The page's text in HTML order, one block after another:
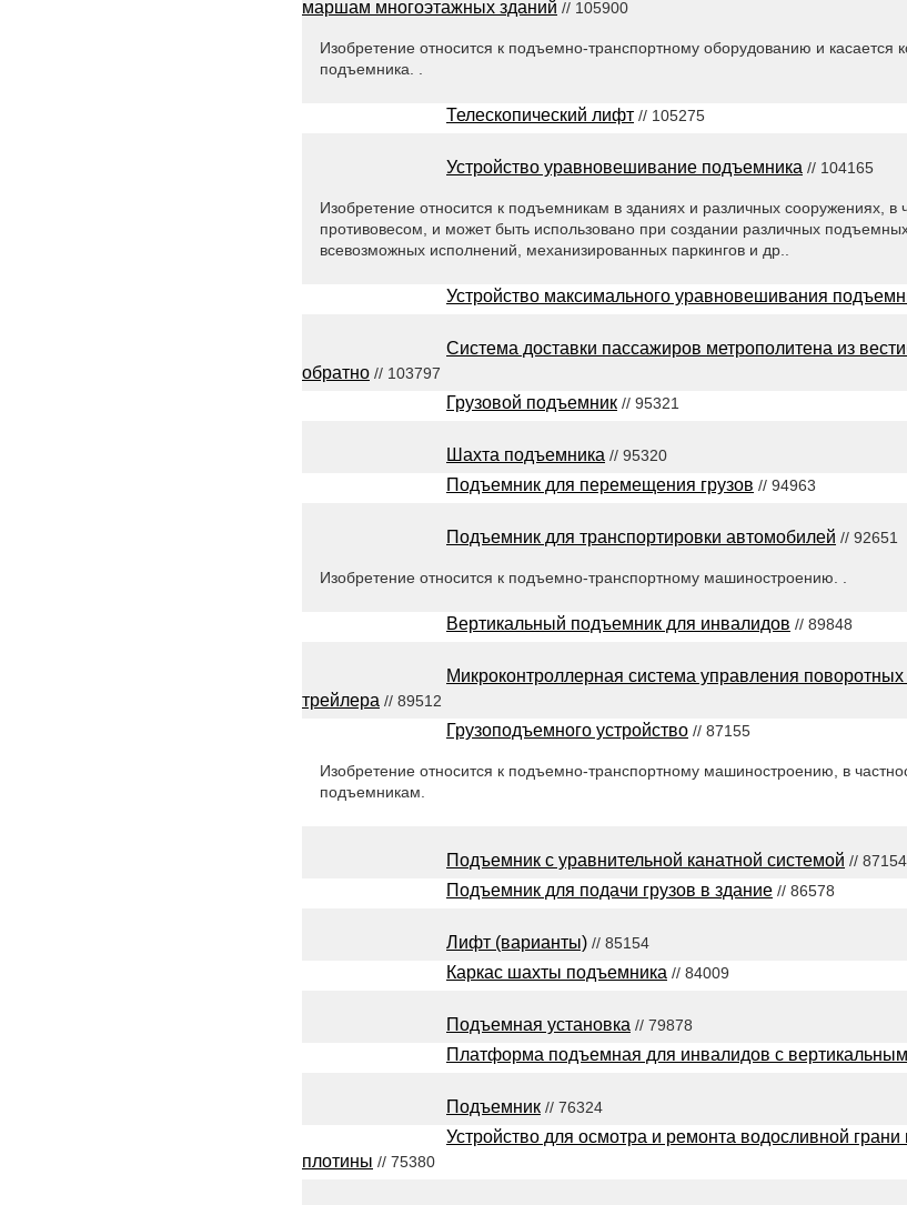
маршам многоэтажных зданий // 105900
Изобретение относится к подъемно-транспортному оборудованию и касается
подъемника. .
Телескопический лифт // 105275
Устройство уравновешивание подъемника // 104165
Изобретение относится к подъемникам в зданиях и различных сооружениях,
противовесом, и может быть использовано при создании различных
всевозможных исполнений, механизированных паркингов и др..
Устройство максимального уравновешивания
Система доставки пассажиров метрополитена из
обратно // 103797
Грузовой подъемник // 95321
Шахта подъемника // 95320
Подъемник для перемещения грузов // 94963
Подъемник для транспортировки автомобилей // 92651
Изобретение относится к подъемно-транспортному машиностроению. .
Вертикальный подъемник для инвалидов // 89848
Микроконтроллерная система управления поворотных
трейлера // 89512
Грузоподъемного устройство // 87155
Изобретение относится к подъемно-транспортному машиностроению, в
подъемникам.
Подъемник с уравнительной канатной системой // 87154
Подъемник для подачи грузов в здание // 86578
Лифт (варианты) // 85154
Каркас шахты подъемника // 84009
Подъемная установка // 79878
Платформа подъемная для инвалидов с
Подъемник // 76324
Устройство для осмотра и ремонта водосливной
плотины // 75380